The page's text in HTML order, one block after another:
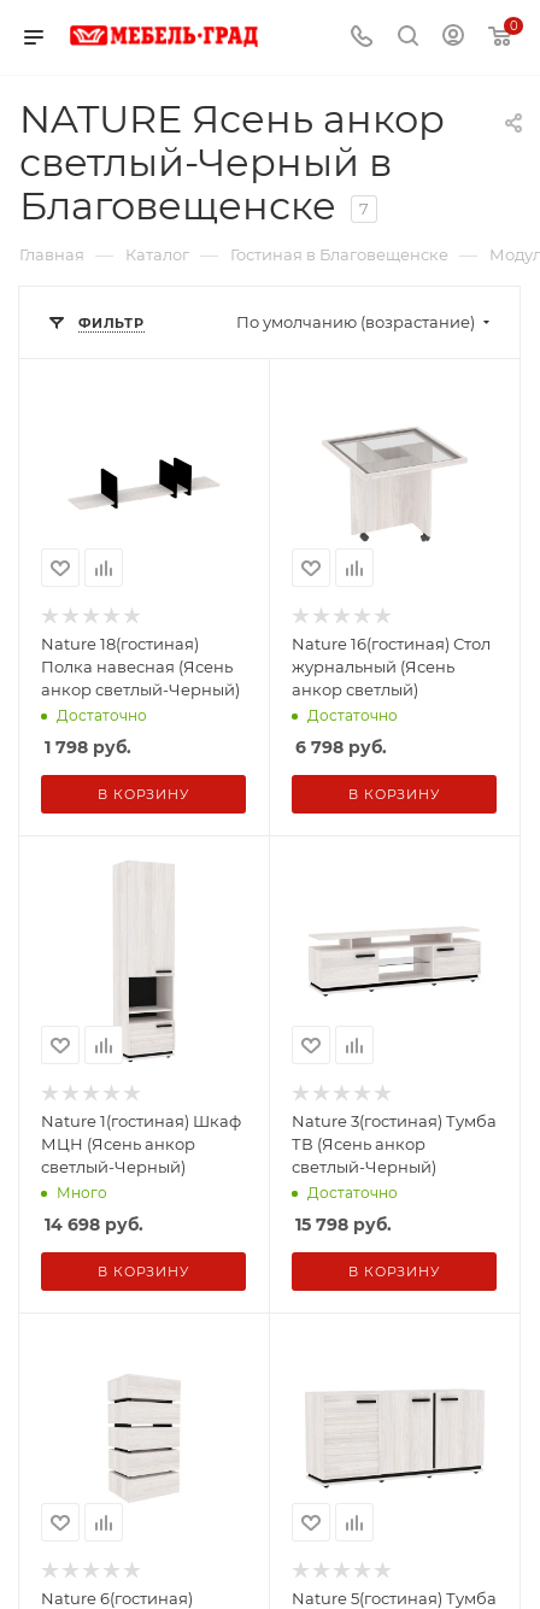
0
NATURE Ясень анкор
светлый-Черный в
Благовещенске
7
Главная — Каталог — Гостиная в Благовещенске —
ФИЛЬТР По умолчанию (возрастание)
Nature 18(гостиная)
Полка навесная (Ясень
анкор светлый-Черный)
Достаточно
1 798 руб.
В КОРЗИНУ
Nature 16(гостиная) Стол
журнальный (Ясень
анкор светлый)
Достаточно
6 798 руб.
В КОРЗИНУ
Nature 1(гостиная) Шкаф
МЦН (Ясень анкор
светлый-Черный)
Много
14 698 руб.
В КОРЗИНУ
Nature 3(гостиная) Тумба
ТВ (Ясень анкор
светлый-Черный)
Достаточно
15 798 руб.
В КОРЗИНУ
Nature 6(гостиная)
Nature 5(гостиная) Тумба